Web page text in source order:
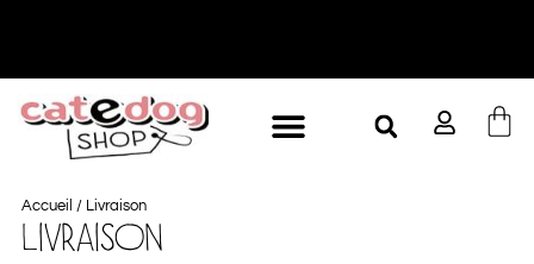
Accueil / Livraison
LIVRAISON